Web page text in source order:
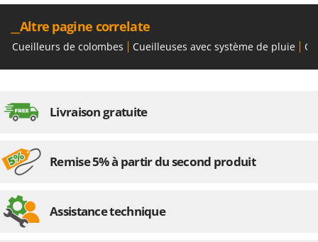
Rover Pompe
Royal Food
Ryobi
Santos
Schnitzer
Silky
__Altre pagine correlate
Cueilleurs de colombes Cueilleuses avec système de pluie
Livraison gratuite
Remise 5% à partir du second produit
Assistance technique